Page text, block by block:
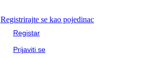
Registrirajte se kao pojedinac
Registar
Prijaviti se